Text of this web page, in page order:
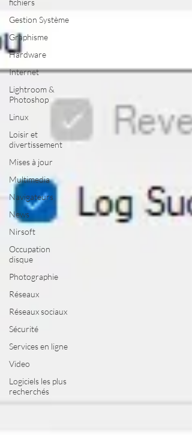
fichiers
Gestion Système
Graphisme
Hardware
Internet
Lightroom &
Photoshop
Linux
Loisir et
divertissement
Mises à jour
Multimedia
Navigateurs
News
Nirsoft
Occupation
disque
Photographie
Réseaux
Réseaux sociaux
Sécurité
Services en ligne
Video
Logiciels les plus
recherchés